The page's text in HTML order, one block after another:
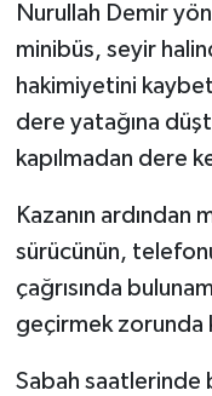
Nurullah Demir
minibüs, seyir
hakimiyetini
dere yatağına
kapılmadan dere
Kazanın ardından
sürücünün,
çağrısında
geçirmek zorunda
Sabah saatlerinde